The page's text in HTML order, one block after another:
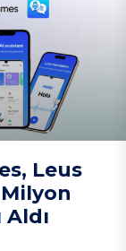
Leus